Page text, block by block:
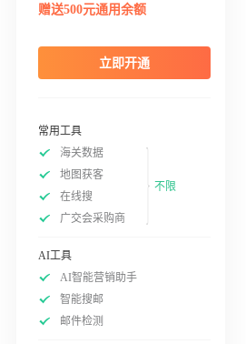
赠送500元通用余额
立即开通
常用工具
海关数据
地图获客
在线搜
广交会采购商
不限
AI工具
AI智能营销助手
智能搜邮
邮件检测